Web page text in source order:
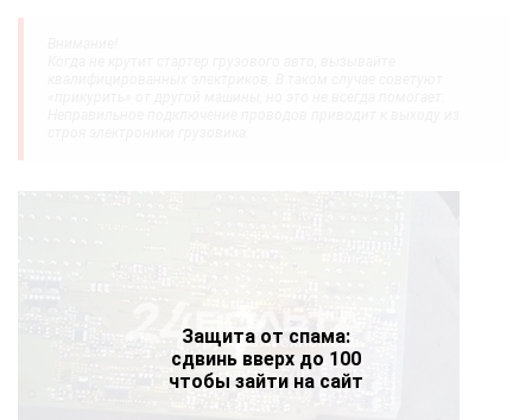
Защита от спама:
сдвинь вверх до 100
чтобы зайти на сайт